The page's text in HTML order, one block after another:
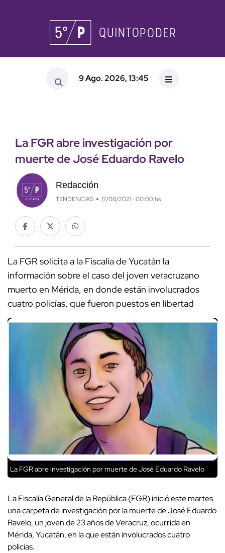
9 Ago. 2026, 13:45
La FGR abre investigación por
muerte de José Eduardo Ravelo
Redacción
TENDENCIAS 17/08/2021 · 00:00 hs
La FGR solicita a la Fiscalía de Yucatán la
información sobre el caso del joven veracruzano
muerto en Mérida, en donde están involucrados
cuatro policías, que fueron puestos en libertad
La FGR abre investigación por muerte de José Eduardo Ravelo
La Fiscalía General de la República (FGR) inició este martes
una carpeta de investigación por la muerte de José Eduardo
Ravelo, un joven de 23 años de Veracruz, ocurrida en
Mérida, Yucatán, en la que están involucrados cuatro
policías.